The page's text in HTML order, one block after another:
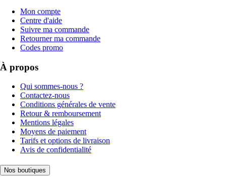
Mon compte
Centre d'aide
Suivre ma commande
Retourner ma commande
Codes promo
À propos
Qui sommes-nous ?
Contactez-nous
Conditions générales de vente
Retour & remboursement
Mentions légales
Moyens de paiement
Tarifs et options de livraison
Avis de confidentialité
Nos boutiques